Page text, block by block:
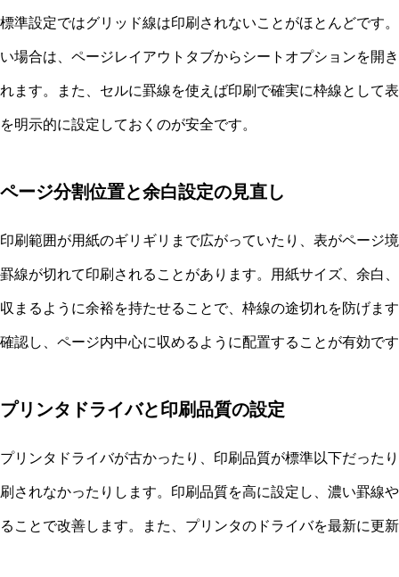
標準設定ではグリッド線は印刷されないことがほとんどです
い場合は、ページレイアウトタブからシートオプションを開
れます。また、セルに罫線を使えば印刷で確実に枠線として
を明示的に設定しておくのが安全です。
ページ分割位置と余白設定の見直し
印刷範囲が用紙のギリギリまで広がっていたり、表がページ
罫線が切れて印刷されることがあります。用紙サイズ、余白
収まるように余裕を持たせることで、枠線の途切れを防げま
確認し、ページ内中心に収めるように配置することが有効で
プリンタドライバと印刷品質の設定
プリンタドライバが古かったり、印刷品質が標準以下だった
刷されなかったりします。印刷品質を高に設定し、濃い罫線
ることで改善します。また、プリンタのドライバを最新に更